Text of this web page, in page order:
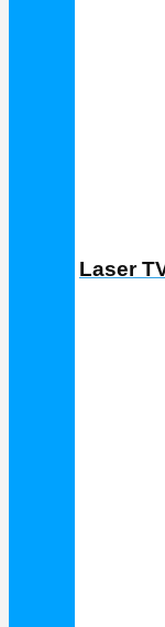
Laser